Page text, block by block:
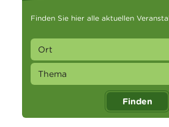
Finden Sie hier alle aktuellen
Finden